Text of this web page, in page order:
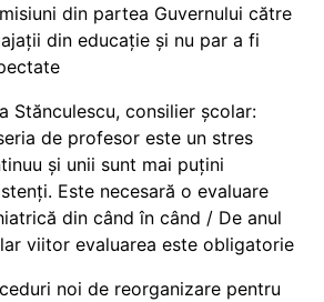
din partea Guvernului către
din educație și nu par a fi
Stănculescu, consilier școlar:
de profesor este un stres
și unii sunt mai puțini
Este necesară o evaluare
din când în când / De anul
viitor evaluarea este obligatorie
noi de reorganizare pentru